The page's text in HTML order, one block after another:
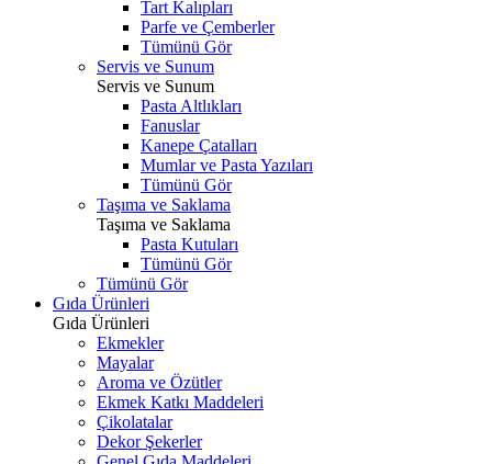
Tart Kalıpları
Parfe ve Çemberler
Tümünü Gör
Servis ve Sunum
Servis ve Sunum
Pasta Altlıkları
Fanuslar
Kanepe Çatalları
Mumlar ve Pasta Yazıları
Tümünü Gör
Taşıma ve Saklama
Taşıma ve Saklama
Pasta Kutuları
Tümünü Gör
Tümünü Gör
Gıda Ürünleri
Gıda Ürünleri
Ekmekler
Mayalar
Aroma ve Özütler
Ekmek Katkı Maddeleri
Çikolatalar
Dekor Şekerler